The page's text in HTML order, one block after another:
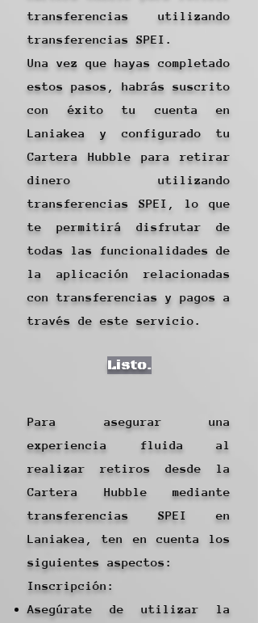
transferencias utilizando
transferencias SPEI.
Una vez que hayas completado
estos pasos, habrás suscrito
con éxito tu cuenta en
Laniakea y configurado tu
Cartera Hubble para retirar
dinero utilizando
transferencias SPEI, lo que
te permitirá disfrutar de
todas las funcionalidades de
la aplicación relacionadas
con transferencias y pagos a
través de este servicio.
Listo.
Para asegurar una
experiencia fluida al
realizar retiros desde la
Cartera Hubble mediante
transferencias SPEI en
Laniakea, ten en cuenta los
siguientes aspectos:
Inscripción:
Asegúrate de utilizar la